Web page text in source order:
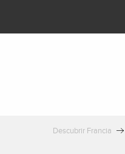
contenu
Descubrir Francia